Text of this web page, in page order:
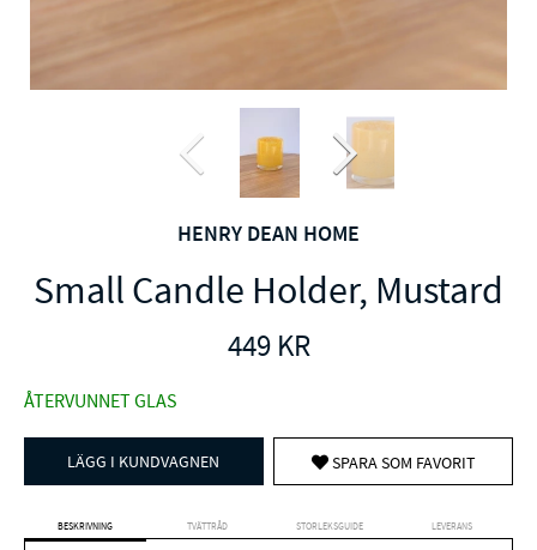
HENRY DEAN HOME
Small Candle Holder, Mustard
449KR
ÅTERVUNNET GLAS
LÄGG I KUNDVAGNEN SPARA SOM FAVORIT
BESKRIVNING TVÄTTRÅD STORLEKSGUIDE LEVERANS